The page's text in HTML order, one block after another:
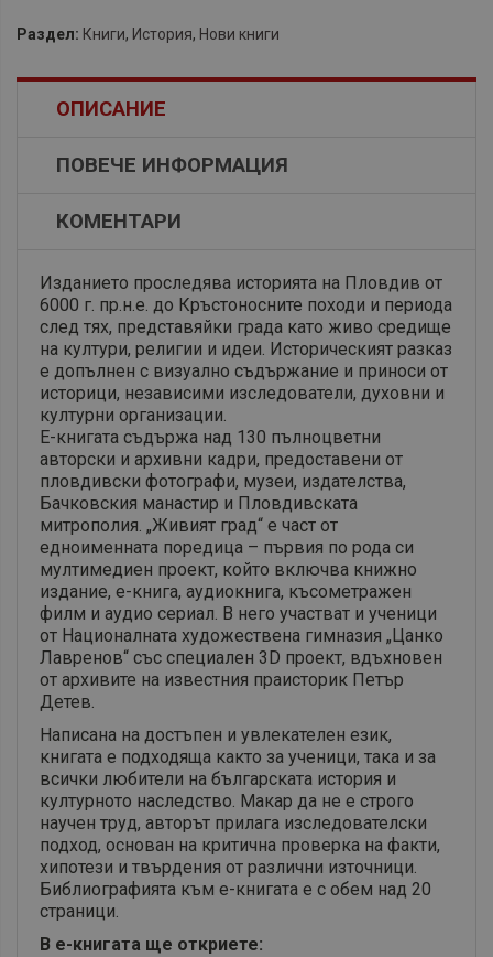
Раздел: Книги, История, Нови книги
ОПИСАНИЕ
ПОВЕЧЕ ИНФОРМАЦИЯ
КОМЕНТАРИ
Изданието проследява историята на Пловдив от
6000 г. пр.н.е. до Кръстоносните походи и периода
след тях, представяйки града като живо средище
на култури, религии и идеи. Историческият разказ
е допълнен с визуално съдържание и приноси от
историци, независими изследователи, духовни и
културни организации.
Е-книгата съдържа над 130 пълноцветни
авторски и архивни кадри, предоставени от
пловдивски фотографи, музеи, издателства,
Бачковския манастир и Пловдивската
митрополия. „Живият град“ е част от
едноименната поредица – първия по рода си
мултимедиен проект, който включва книжно
издание, е-книга, аудиокнига, късометражен
филм и аудио сериал. В него участват и ученици
от Националната художествена гимназия „Цанко
Лавренов“ със специален 3D проект, вдъхновен
от архивите на известния праисторик Петър
Детев.
Написана на достъпен и увлекателен език,
книгата е подходяща както за ученици, така и за
всички любители на българската история и
културното наследство. Макар да не е строго
научен труд, авторът прилага изследователски
подход, основан на критична проверка на факти,
хипотези и твърдения от различни източници.
Библиографията към е-книгата е с обем над 20
страници.
В е-книгата ще откриете: